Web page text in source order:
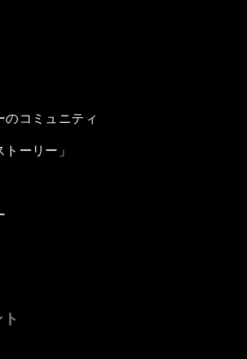
のコミュニティ
トーリー」